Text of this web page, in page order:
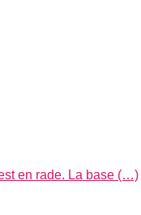
en rade. La base (…)